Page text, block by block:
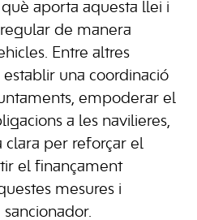
aporta aquesta llei i
de manera
Entre altres
una coordinació
empoderar el
a les navilieres,
clara per reforçar el
el finançament
mesures i